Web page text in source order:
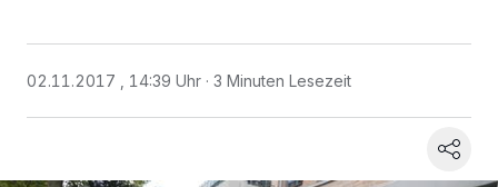
02.11.2017 , 14:39 Uhr 3 Minuten Lesezeit